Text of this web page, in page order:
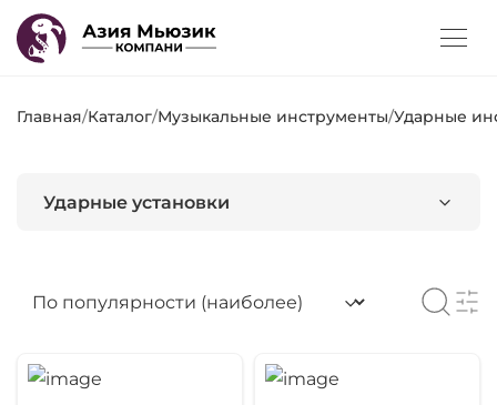
Главная/Каталог/Музыкальные инструменты/Ударные
Ударные установки